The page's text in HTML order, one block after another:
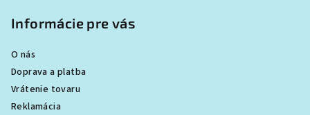
Informácie pre vás
O nás
Doprava a platba
Vrátenie tovaru
Reklamácia